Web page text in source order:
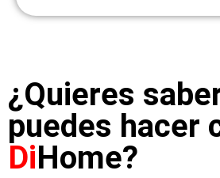
¿Quieres
puedes hacer
DiHome?